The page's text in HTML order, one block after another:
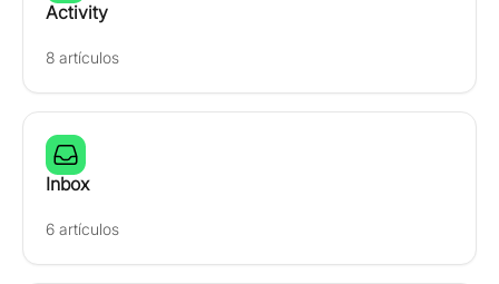
Activity
8 artículos
Inbox
6 artículos